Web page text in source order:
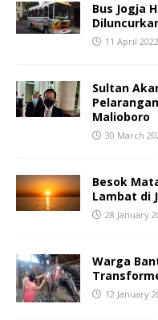
Bus Jogja
11 April 2022
Sultan
Malioboro
30 March
Besok
Lambat di
28 January
Warga
12 January